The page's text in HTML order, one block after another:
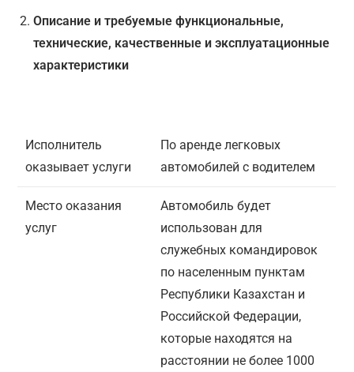
Описание и требуемые функциональные,
технические, качественные и эксплуатационные
характеристики
Исполнитель
оказывает услуги
По аренде легковых
автомобилей с водителем
Место оказания
услуг
Автомобиль будет
использован для
служебных командировок
по населенным пунктам
Республики Казахстан и
Российской Федерации,
которые находятся на
расстоянии не более 1000